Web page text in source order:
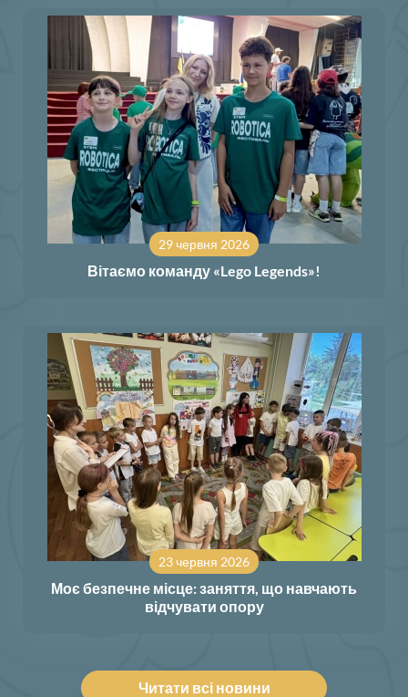
29 червня 2026
Вітаємо команду «Lego Legends»!
23 червня 2026
Моє безпечне місце: заняття, що навчають
відчувати опору
Читати всі новини